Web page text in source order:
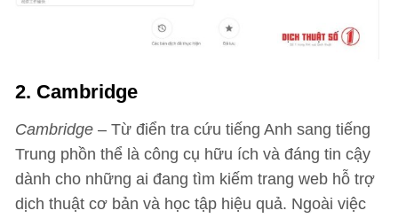
2. Cambridge
Cambridge – Từ điển tra cứu tiếng Anh sang tiếng
Trung phồn thể là công cụ hữu ích và đáng tin cậy
dành cho những ai đang tìm kiếm trang web hỗ trợ
dịch thuật cơ bản và học tập hiệu quả. Ngoài việc